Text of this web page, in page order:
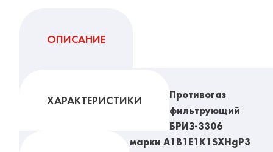
ОПИСАНИЕ
ХАРАКТЕРИСТИКИ
Противогаз
фильтрующий
БРИЗ-3306
марки A1B1E1K1SXHgP3